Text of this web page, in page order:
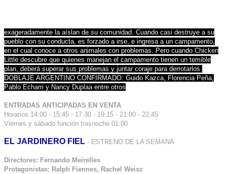
exageradamente la aíslan de su comunidad. Cuando casi destruye a su
pueblo con su conducta, es forzado a irse, e ingresa a un campamento,
en el cual conoce a otros animales con problemas. Pero cuando Chicken
Little descubre que quienes manejan el campamento tienen un temible
plan, deberá superar sus problemas y juntar coraje para derrotarlos.
DOBLAJE ARGENTINO CONFIRMADO: Guido Kazca, Florencia Peña,
Pablo Echarri y Nancy Duplaa entre otros
ENTRADAS ANTICIPADAS EN VENTA
Horarios 14:00 - 15:45 - 17:30 - 19:15 - 21:00 - 22:45
Viernes y sábado función trasnoche 01:00
EL JARDINERO FIEL - ESTRENO DE LA SEMANA
Directores: Fernando Meirelles
Protagonistas: Ralph Fiennes, Rachel Weisz